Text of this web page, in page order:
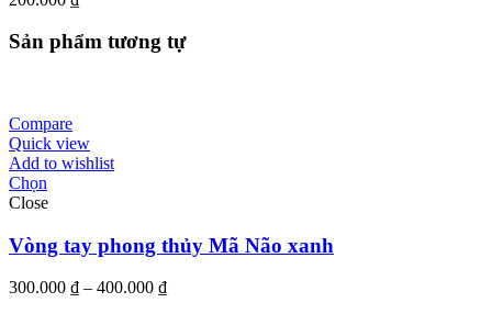
Sản phẩm tương tự
Compare
Quick view
Add to wishlist
Chọn
Close
Vòng tay phong thủy Mã Não xanh
300.000 ₫ – 400.000 ₫Khoảng